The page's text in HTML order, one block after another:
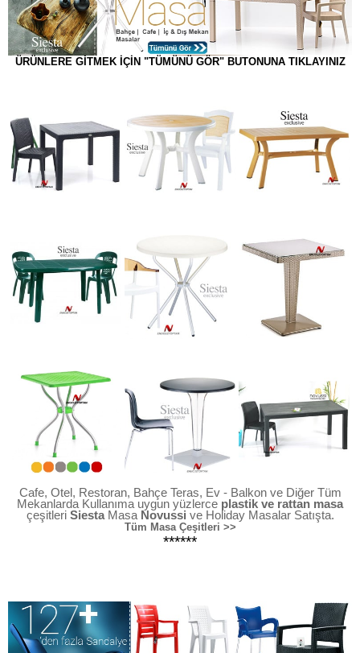
ÜRÜNLERE GİTMEK İÇİN "TÜMÜNÜ GÖR" BUTONUNA TIKLAYINIZ
Cafe, Otel, Restoran, Bahçe Teras, Ev - Balkon ve Diğer Tüm
Mekanlarda Kullanıma uygun yüzlerce plastik ve rattan masa
çeşitleri SiestaMasa Novussi ve Holiday Masalar Satışta.
Tüm Masa Çeşitleri >>
******